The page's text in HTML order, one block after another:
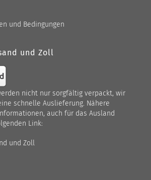
und Bedingungen
und Zoll
nicht nur sorgfältig verpackt, wir
schnelle Auslieferung. Nähere
auch für das Ausland
Link:
und Zoll